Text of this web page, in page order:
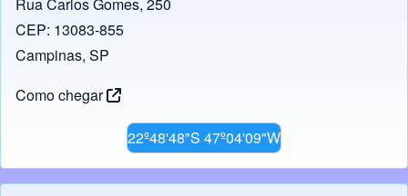
CEP: 13083-855
Campinas, SP
Como chegar
22º48'48"S 47º04'09"W